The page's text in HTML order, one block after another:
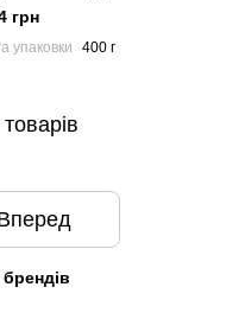
Nature's Protection
Grain Free Salmon with
Sterilised Adult Cat 400г
грн
упаковки 400 г